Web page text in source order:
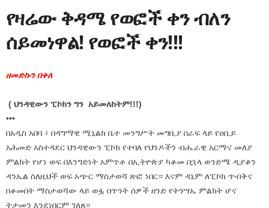
የዛሬው ቅዳሜ የወፎች ቀን ብለን
ሰይመነዋል! የወፎች ቀን!!!
ዘመድኩን በቀለ
( ህንዳዊውን ፒኮክን ግን አይመለከትም!!!)
•••
በአዲስ አበባ ፥ በዳግማዊ ሚኒልክ ቤተ መንግሥት መግቢያ በራፍ ላይ የዐቢይ
አሕመድ አስተዳደር ህንዳዊውን ፒኮክ የተባለ የህንዶችን ብሔራዊ አርማና መለያ
ምልክት የሆነ ወፍ በእንግድነት አምጥቶ በኢትዮጵያ ካቆመ በኋላ ወንድሜ ዲያቆን
ዳንኤል ስለዚህች ወፍ አጭር ማስታወሻ ጽፎ ነበር። እናም ዳኒም ለፒኮክ ጥብቅና
በቆመበት ማስታወሻው ላይ ወፏ በጥንት ሰዎች ዘንድ የትንሣኤ ምልክት ሆና
ትታመን እንደነበርም ገለጸ።